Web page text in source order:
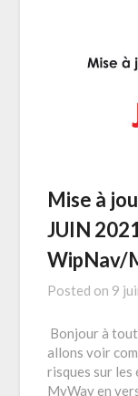
Mise à
JUIN
WipNav/
Posted on 9
Bonjour à
allons voir
risques sur les
MyWay en